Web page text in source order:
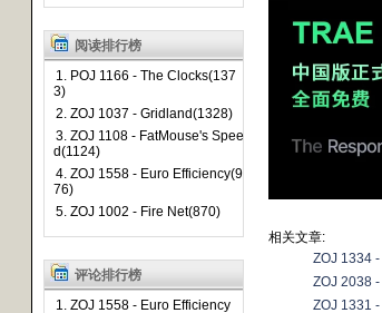
阅读排行榜
1. POJ 1166 - The Clocks(137
3)
2. ZOJ 1037 - Gridland(1328)
3. ZOJ 1108 - FatMouse's Spee
d(1124)
4. ZOJ 1558 - Euro Efficiency(9
76)
5. ZOJ 1002 - Fire Net(870)
评论排行榜
1. ZOJ 1558 - Euro Efficiency
相关文章:
ZOJ 1334
ZOJ 2038
ZOJ 1331